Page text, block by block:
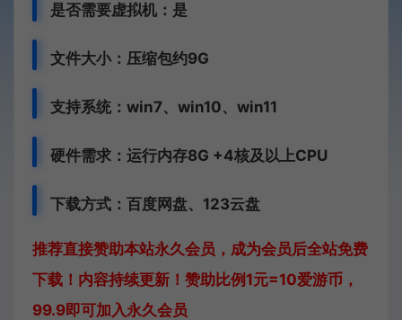
是否需要虚拟机：是
文件大小：压缩包约9G
支持系统：win7、win10、win11
硬件需求：运行内存8G +4核及以上CPU
下载方式： 百度网盘、 123云盘
推荐直接赞助本站永久会员，成为会员后全站免费
下载！内容持续更新！赞助比例1元=10爱游币，
99.9即可加入永久会员